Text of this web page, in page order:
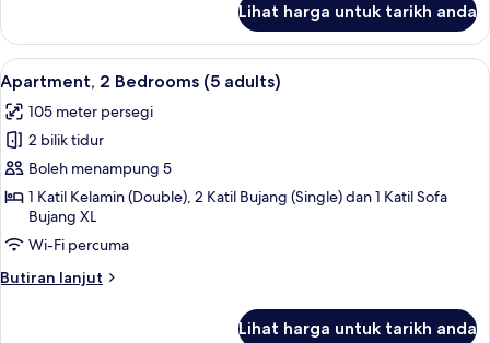
children)
2
Bedrooms
(4
adults
+
2
children)
Lihat harga untuk tarikh anda
Lihat
semua
foto
untuk
Apartment,
2
Bedrooms
(5
adults)
2 bilik tidur, peti besi dalam bilik,
11
Apartment, 2 Bedrooms (5 adults)
105 meter persegi
2 bilik tidur
Boleh menampung 5
1 Katil Kelamin (Double), 2 Katil Bujang (Single) dan 1 Katil Sofa
Bujang XL
Wi-Fi percuma
Butiran lanjut
Butiran
Lihat harga untuk tarikh anda